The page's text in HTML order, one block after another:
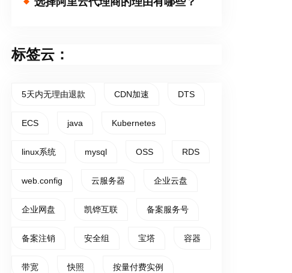
标签云：
5天内无理由退款 CDN加速 DTS
ECS java Kubernetes
linux系统 mysql OSS RDS
web.config 云服务器 企业云盘
企业网盘 凯铧互联 备案服务号
备案注销 安全组 宝塔 容器
带宽 快照 按量付费实例